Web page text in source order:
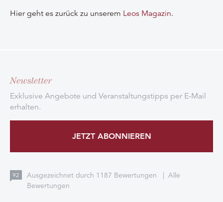
Hier geht es zurück zu unserem Leos Magazin.
Newsletter
Exklusive Angebote und Veranstaltungstipps per E-Mail
erhalten.
JETZT ABONNIEREN
92 Ausgezeichnet durch 1187 Bewertungen | Alle
Bewertungen